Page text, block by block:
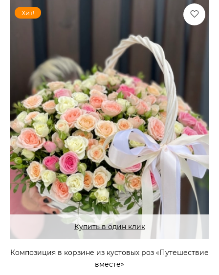
Хит!
Купить в один клик
Композиция в корзине из кустовых роз «Путешествие
вместе»